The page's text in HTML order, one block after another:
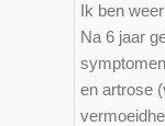
Ik ben
Na 6 jaar
en artrose